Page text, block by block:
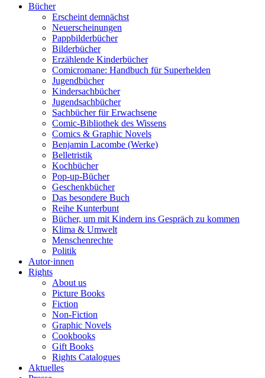
Bücher
Erscheint demnächst
Neuerscheinungen
Pappbilderbücher
Bilderbücher
Erzählende Kinderbücher
Comicromane: Handbuch für Superhelden
Jugendbücher
Kindersachbücher
Jugendsachbücher
Sachbücher für Erwachsene
Comic-Bibliothek des Wissens
Comics & Graphic Novels
Benjamin Lacombe (Werke)
Belletristik
Kochbücher
Pop-up-Bücher
Geschenkbücher
Das besondere Buch
Reihe Kunterbunt
Bücher, um mit Kindern ins Gespräch zu kommen
Klima & Umwelt
Menschenrechte
Politik
Autor·innen
Rights
About us
Picture Books
Fiction
Non-Fiction
Graphic Novels
Cookbooks
Gift Books
Rights Catalogues
Aktuelles